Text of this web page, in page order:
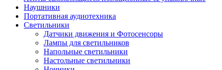
Наушники
Портативная аудиотехника
Светильники
Датчики движения и Фотосенсоры
Лампы для светильников
Напольные светильники
Настольные светильники